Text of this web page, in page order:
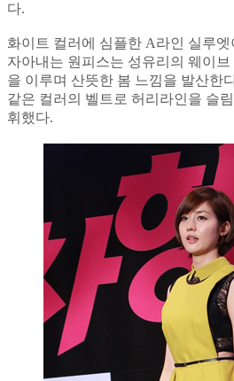
다.
화이트 컬러에 심플한 A라인 실루
자아내는 원피스는 성유리의 웨이
을 이루며 산뜻한 봄 느낌을 발산한
같은 컬러의 벨트로 허리라인을 슬
휘했다.